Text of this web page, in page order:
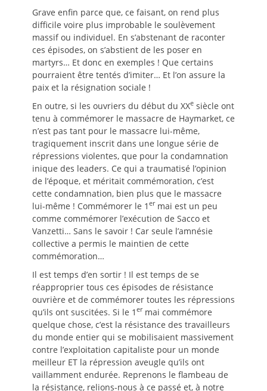
Grave enfin parce que, ce faisant, on rend plus
difficile voire plus improbable le soulèvement
massif ou individuel. En s’abstenant de raconter
ces épisodes, on s’abstient de les poser en
martyrs… Et donc en exemples ! Que certains
pourraient être tentés d’imiter… Et l’on assure la
paix et la résignation sociale !
En outre, si les ouvriers du début du XXe siècle ont
tenu à commémorer le massacre de Haymarket, ce
n’est pas tant pour le massacre lui-même,
tragiquement inscrit dans une longue série de
répressions violentes, que pour la condamnation
inique des leaders. Ce qui a traumatisé l’opinion
de l’époque, et méritait commémoration, c’est
cette condamnation, bien plus que le massacre
lui-même ! Commémorer le 1 ermai est un peu
comme commémorer l’exécution de Sacco et
Vanzetti… Sans le savoir ! Car seule l’amnésie
collective a permis le maintien de cette
commémoration…
Il est temps d’en sortir ! Il est temps de se
réapproprier tous ces épisodes de résistance
ouvrière et de commémorer toutes les répressions
qu’ils ont suscitées. Si le 1 ermai commémore
quelque chose, c’est la résistance des travailleurs
du monde entier qui se mobilisaient massivement
contre l’exploitation capitaliste pour un monde
meilleur ET la répression aveugle qu’ils ont
vaillamment endurée. Reprenons le flambeau de
la résistance, relions-nous à ce passé et, à notre